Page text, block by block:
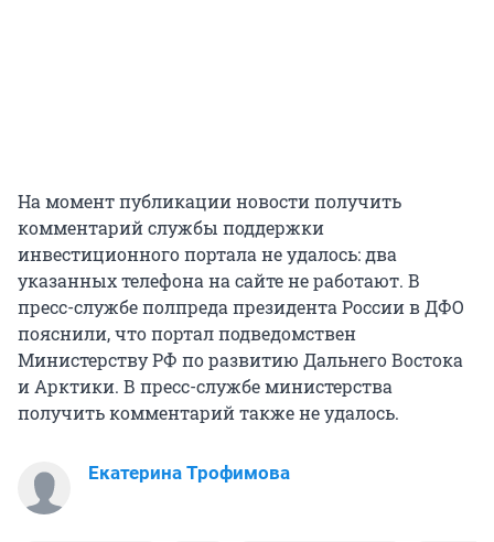
На момент публикации новости получить
комментарий службы поддержки
инвестиционного портала не удалось: два
указанных телефона на сайте не работают. В
пресс-службе полпреда президента России в ДФО
пояснили, что портал подведомствен
Министерству РФ по развитию Дальнего Востока
и Арктики. В пресс-службе министерства
получить комментарий также не удалось.
Екатерина Трофимова